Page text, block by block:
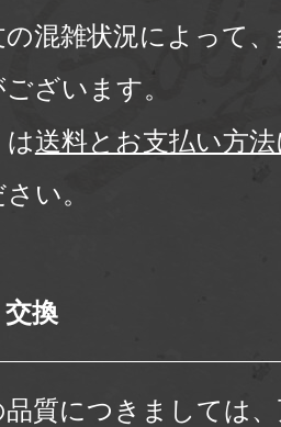
の混雑状況によって
ざいます。
は送料とお支払い方
い。
換
品質につきましては